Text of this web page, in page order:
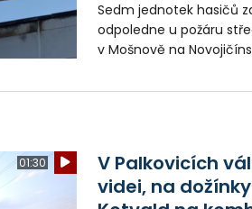
Sedm jednotek hasičů
odpoledne u požáru
v Mošnově na
01:30
V Palkovicích
videi, na